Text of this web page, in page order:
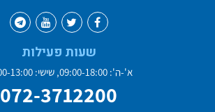
שעות פעילות
א'-ה': 09:00-18:00, שישי: 09:00-13:00
072-3712200